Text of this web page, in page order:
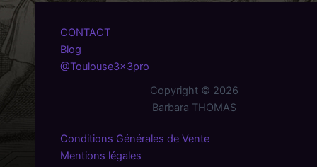
CONTACT
Blog
@Toulouse3x3pro
Copyright © 2026
Barbara THOMAS
Conditions Générales de Vente
Mentions légales